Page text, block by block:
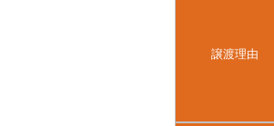
譲渡理由